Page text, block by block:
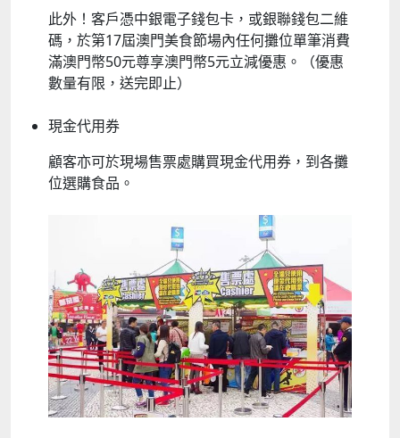
此外！客戶憑中銀電子錢包卡，或銀聯錢包二維
碼，於第17屆澳門美食節場內任何攤位單筆消費
滿澳門幣50元尊享澳門幣5元立減優惠。（優惠
數量有限，送完即止）
現金代用券
顧客亦可於現場售票處購買現金代用券，到各攤
位選購食品。